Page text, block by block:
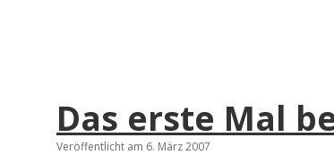
Das erste Mal
Veröffentlicht am 6. März 2007